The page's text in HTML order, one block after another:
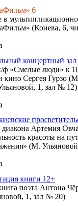
6+
в
(Конева, 6,
концертный зал
ф «Смелые люди» к
кино Сергея Гурзо
1, зал № 12)
Артемия
красоты на
(М.
книги 12+
поэта Антона
1, зал № 20)